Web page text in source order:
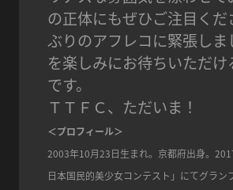
の正体にもぜひご注目くだ
ぶりのアフレコに緊張しま
を楽しみにお待ちいただけ
です。
ＴＴＦＣ、ただいま！
＜プロフィール＞
2003年10月23日生まれ。京都府出身。
日本国民的美少女コンテスト」にてグラン